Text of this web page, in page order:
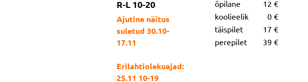
R-L 10-20
Ajutine näitus
suletud 30.10-
17.11
Erilahtiolekuajad:
25.11 10-19
õpilane
12 €
koolieelik
0 €
täispilet
17 €
perepilet
39 €